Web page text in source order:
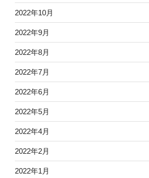
2022年10月
2022年9月
2022年8月
2022年7月
2022年6月
2022年5月
2022年4月
2022年2月
2022年1月